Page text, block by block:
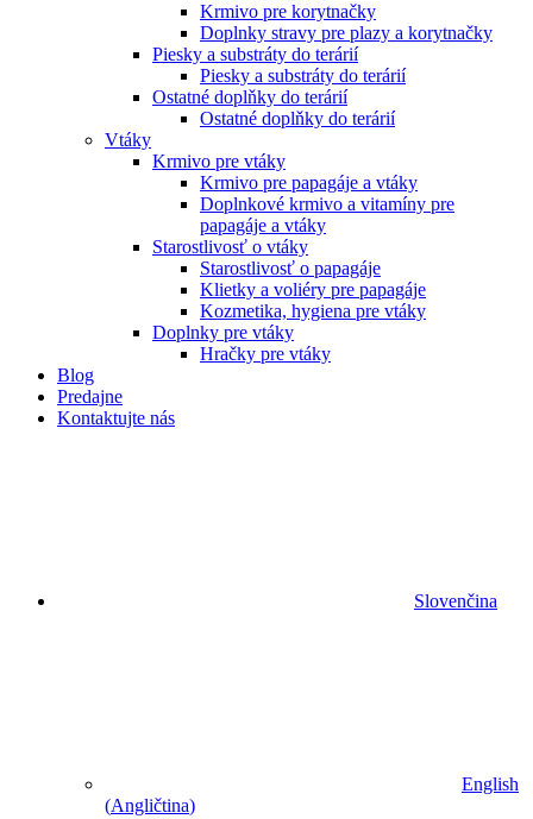
Krmivo pre korytnačky
Doplnky stravy pre plazy a korytnačky
Piesky a substráty do terárií
Piesky a substráty do terárií
Ostatné doplňky do terárií
Ostatné doplňky do terárií
Vtáky
Krmivo pre vtáky
Krmivo pre papagáje a vtáky
Doplnkové krmivo a vitamíny pre
papagáje a vtáky
Starostlivosť o vtáky
Starostlivosť o papagáje
Klietky a voliéry pre papagáje
Kozmetika, hygiena pre vtáky
Doplnky pre vtáky
Hračky pre vtáky
Blog
Predajne
Kontaktujte nás
Slovenčina
English
(Angličtina)